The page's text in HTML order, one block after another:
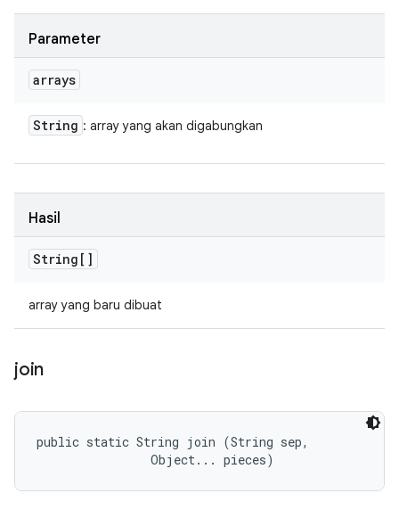
Parameter
arrays
String : array yang akan digabungkan
Hasil
String[]
array yang baru dibuat
join
public static String join (String sep,
                Object... pieces)